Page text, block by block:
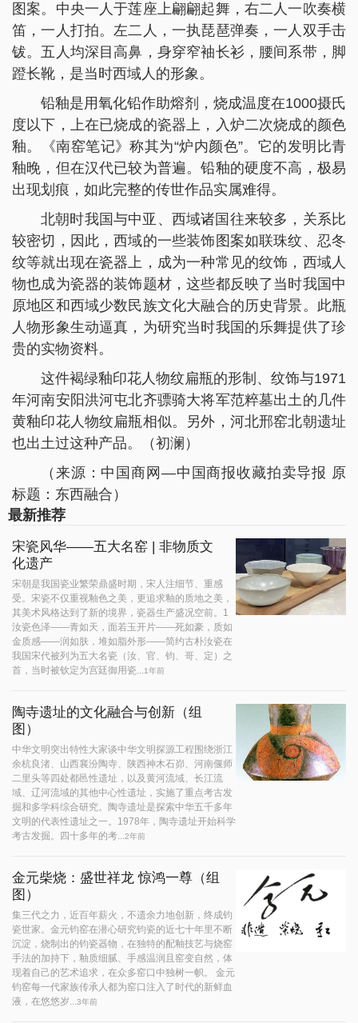
图案。中央一人于莲座上翩翩起舞，右二人一吹奏横
笛，一人打拍。左二人，一执琵琶弹奏，一人双手击
钹。五人均深目高鼻，身穿窄袖长衫，腰间系带，脚
蹬长靴，是当时西域人的形象。
铅釉是用氧化铅作助熔剂，烧成温度在1000摄氏
度以下，上在已烧成的瓷器上，入炉二次烧成的颜色
釉。《南窑笔记》称其为“炉内颜色”。它的发明比青
釉晚，但在汉代已较为普遍。铅釉的硬度不高，极易
出现划痕，如此完整的传世作品实属难得。
北朝时我国与中亚、西域诸国往来较多，关系比
较密切，因此，西域的一些装饰图案如联珠纹、忍冬
纹等就出现在瓷器上，成为一种常见的纹饰，西域人
物也成为瓷器的装饰题材，这些都反映了当时我国中
原地区和西域少数民族文化大融合的历史背景。此瓶
人物形象生动逼真，为研究当时我国的乐舞提供了珍
贵的实物资料。
这件褐绿釉印花人物纹扁瓶的形制、纹饰与1971
年河南安阳洪河屯北齐骠骑大将军范粹墓出土的几件
黄釉印花人物纹扁瓶相似。另外，河北邢窑北朝遗址
也出土过这种产品。（初澜）
（来源：中国商网—中国商报收藏拍卖导报 原
标题：东西融合）
最新推荐
宋瓷风华——五大名窑 | 非物质文
化遗产
宋朝是我国瓷业繁荣鼎盛时期，宋人注细节、重感
受。宋瓷不仅重视釉色之美，更追求釉的质地之美，
其美术风格达到了新的境界，瓷器生产盛况空前。1
汝瓷色泽——青如天，面若玉开片——死如豪，质如
金质感——润如肤，堆如脂外形——简约古朴汝瓷在
我国宋代被列为五大名瓷（汝、官、钧、哥、定）之
首，当时被钦定为宫廷御用瓷...1年前
陶寺遗址的文化融合与创新（组
图）
中华文明突出特性大家谈中华文明探源工程围绕浙江
余杭良渚、山西襄汾陶寺、陕西神木石峁、河南偃师
二里头等四处都邑性遗址，以及黄河流域、长江流
域、辽河流域的其他中心性遗址，实施了重点考古发
掘和多学科综合研究。陶寺遗址是探索中华五千多年
文明的代表性遗址之一。1978年，陶寺遗址开始科学
考古发掘。四十多年的考...2年前
金元柴烧：盛世祥龙 惊鸿一尊（组
图）
集三代之力，近百年薪火，不遗余力地创新，终成钧
瓷世家。金元钧窑在潜心研究钧瓷的近七十年里不断
沉淀，烧制出的钧瓷器物，在独特的配釉技艺与烧窑
手法的加持下，釉质细腻、手感温润且窑变自然，体
现着自己的艺术追求，在众多窑口中独树一帜。 金元
钧窑每一代家族传承人都为窑口注入了时代的新鲜血
液，在悠悠岁...3年前